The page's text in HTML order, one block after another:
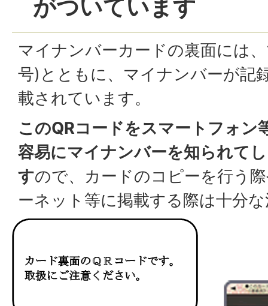
がついています
マイナンバーカードの裏面には
号)とともに、マイナンバーが記
載されています。
このQRコードをスマートフォン
容易にマイナンバーを知られて
すので、カードのコピーを行う
ーネット等に掲載する際は十分